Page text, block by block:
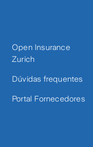
Open Insurance
Zurich
Dúvidas frequentes
Portal Fornecedores